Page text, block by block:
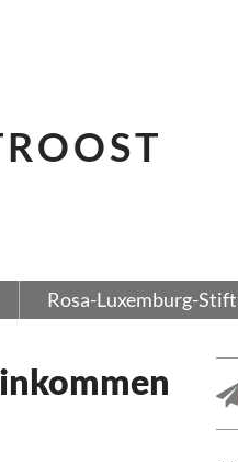
Rosa-Luxemburg-